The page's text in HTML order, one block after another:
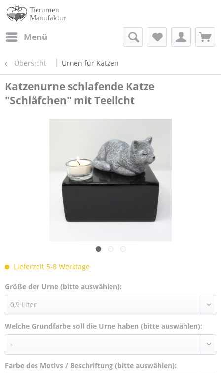
Menü
Übersicht Urnen für Katzen
Katzenurne schlafende Katze
"Schläfchen" mit Teelicht
Lieferzeit 5-8 Werktage
Größe der Urne (bitte auswählen):
Welche Grundfarbe soll die Urne haben (bitte auswählen):
Farbe des Motivs / Beschriftung (bitte auswählen):